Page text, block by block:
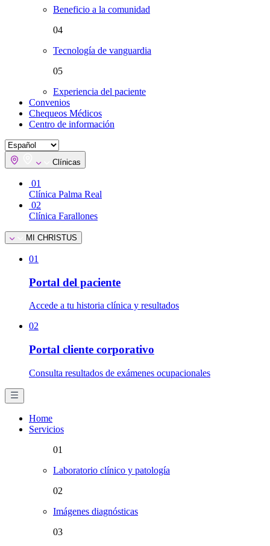
Beneficio a la comunidad
04
Tecnología de vanguardia
05
Experiencia del paciente
Convenios
Chequeos Médicos
Centro de información
Clínicas
01
Clínica Palma Real
02
Clínica Farallones
MI CHRISTUS
01
Portal del paciente
Accede a tu historia clínica y resultados
02
Portal cliente corporativo
Consulta resultados de exámenes ocupacionales
Home
Servicios
01
Laboratorio clínico y patología
02
Imágenes diagnósticas
03